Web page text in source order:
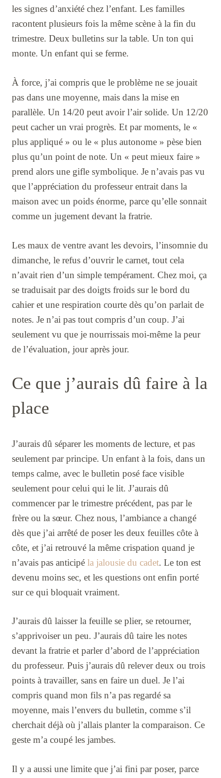
les signes d’anxiété chez l’enfant. Les familles
racontent plusieurs fois la même scène à la fin du
trimestre. Deux bulletins sur la table. Un ton qui
monte. Un enfant qui se ferme.
À force, j’ai compris que le problème ne se jouait
pas dans une moyenne, mais dans la mise en
parallèle. Un 14/20 peut avoir l’air solide. Un 12/20
peut cacher un vrai progrès. Et par moments, le «
plus appliqué » ou le « plus autonome » pèse bien
plus qu’un point de note. Un « peut mieux faire »
prend alors une gifle symbolique. Je n’avais pas vu
que l’appréciation du professeur entrait dans la
maison avec un poids énorme, parce qu’elle sonnait
comme un jugement devant la fratrie.
Les maux de ventre avant les devoirs, l’insomnie du
dimanche, le refus d’ouvrir le carnet, tout cela
n’avait rien d’un simple tempérament. Chez moi, ça
se traduisait par des doigts froids sur le bord du
cahier et une respiration courte dès qu’on parlait de
notes. Je n’ai pas tout compris d’un coup. J’ai
seulement vu que je nourrissais moi-même la peur
de l’évaluation, jour après jour.
Ce que j’aurais dû faire à la
place
J’aurais dû séparer les moments de lecture, et pas
seulement par principe. Un enfant à la fois, dans un
temps calme, avec le bulletin posé face visible
seulement pour celui qui le lit. J’aurais dû
commencer par le trimestre précédent, pas par le
frère ou la sœur. Chez nous, l’ambiance a changé
dès que j’ai arrêté de poser les deux feuilles côte à
côte, et j’ai retrouvé la même crispation quand je
n’avais pas anticipé la jalousie du cadet. Le ton est
devenu moins sec, et les questions ont enfin porté
sur ce qui bloquait vraiment.
J’aurais dû laisser la feuille se plier, se retourner,
s’apprivoiser un peu. J’aurais dû taire les notes
devant la fratrie et parler d’abord de l’appréciation
du professeur. Puis j’aurais dû relever deux ou trois
points à travailler, sans en faire un duel. Je l’ai
compris quand mon fils n’a pas regardé sa
moyenne, mais l’envers du bulletin, comme s’il
cherchait déjà où j’allais planter la comparaison. Ce
geste m’a coupé les jambes.
Il y a aussi une limite que j’ai fini par poser, parce